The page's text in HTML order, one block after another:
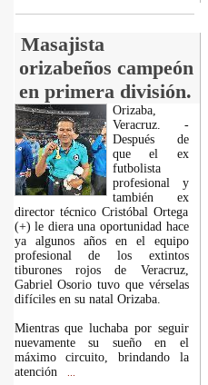
Masajista
orizabeños campeón
en primera división.
Orizaba,
Veracruz. -
Después de
que el ex
futbolista
profesional y
también ex
director técnico Cristóbal Ortega
(+) le diera una oportunidad hace
ya algunos años en el equipo
profesional de los extintos
tiburones rojos de Veracruz,
Gabriel Osorio tuvo que vérselas
difíciles en su natal Orizaba.
Mientras que luchaba por seguir
nuevamente su sueño en el
máximo circuito, brindando la
atención